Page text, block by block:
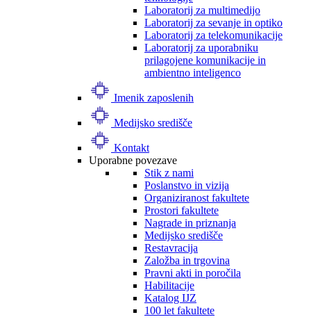
Laboratorij za multimedijo
Laboratorij za sevanje in optiko
Laboratorij za telekomunikacije
Laboratorij za uporabniku
prilagojene komunikacije in
ambientno inteligenco
Imenik zaposlenih
Medijsko središče
Kontakt
Uporabne povezave
Stik z nami
Poslanstvo in vizija
Organiziranost fakultete
Prostori fakultete
Nagrade in priznanja
Medijsko središče
Restavracija
Založba in trgovina
Pravni akti in poročila
Habilitacije
Katalog IJZ
100 let fakultete